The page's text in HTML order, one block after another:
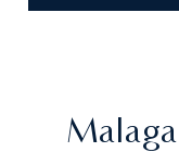
Malaga